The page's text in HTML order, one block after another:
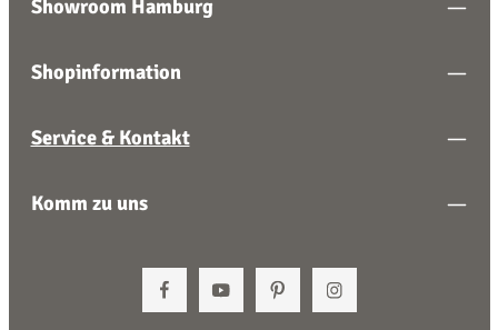
Showroom Hamburg
Shopinformation
Service & Kontakt
Komm zu uns